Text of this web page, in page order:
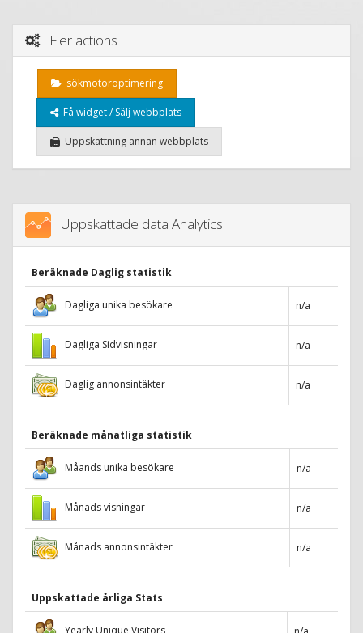
Fler actions
sökmotoroptimering
Få widget / Sälj webbplats
Uppskattning annan webbplats
Uppskattade data Analytics
Beräknade Daglig statistik
Dagliga unika besökare n/a
Dagliga Sidvisningar n/a
Daglig annonsintäkter n/a
Beräknade månatliga statistik
Måands unika besökare n/a
Månads visningar n/a
Månads annonsintäkter n/a
Uppskattade årliga Stats
Yearly Unique Visitors